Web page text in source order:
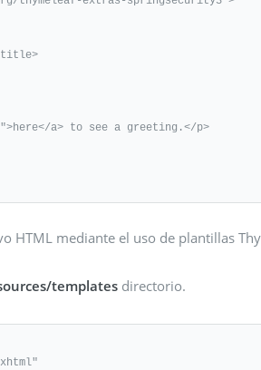
HTML mediante el uso de plantillas
templates directorio.